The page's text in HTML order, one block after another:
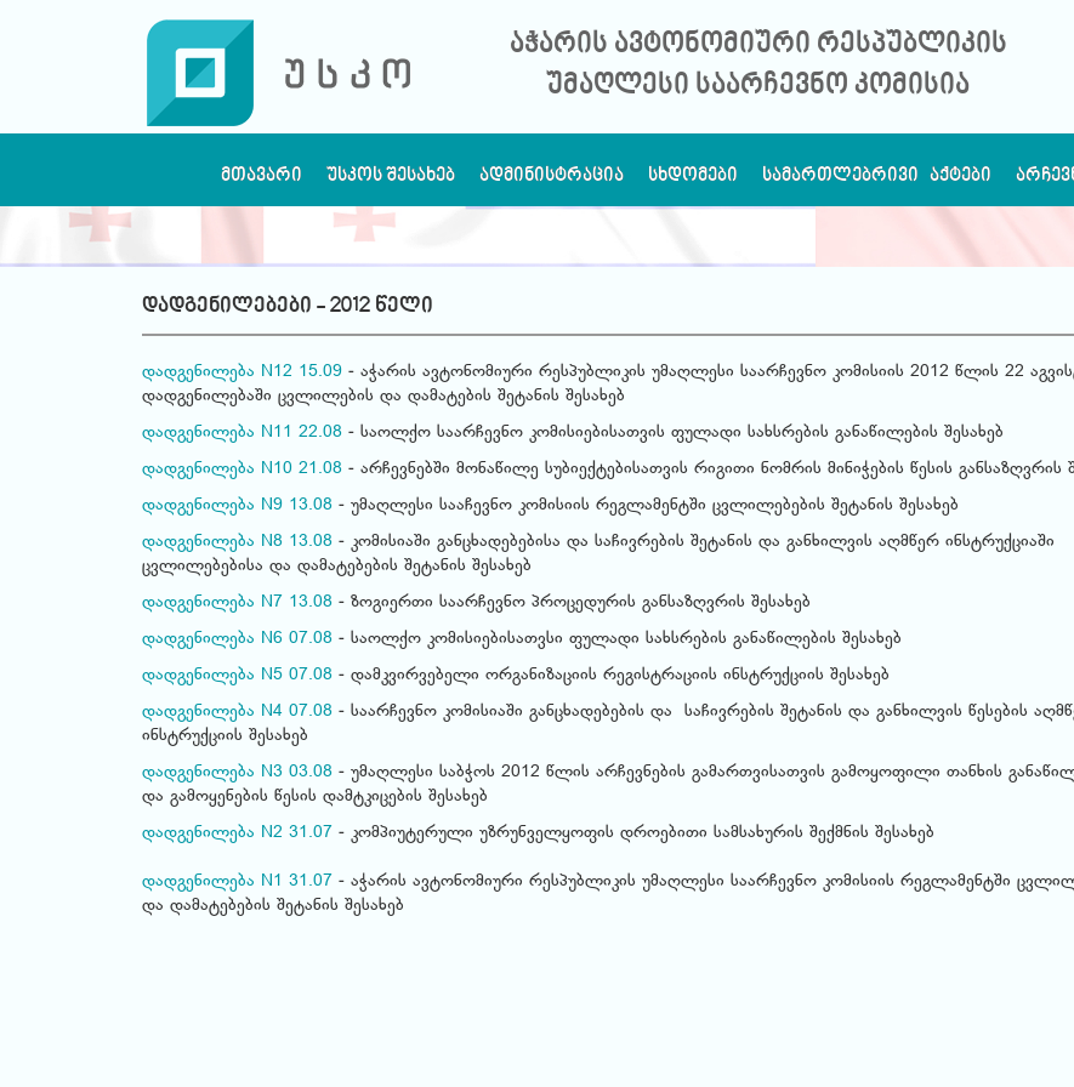
აჭარის ავტონომიური რესპუბლიკის
უმაღლესი საარჩევნო კომისია
ᲛᲗᲐᲕᲐᲠᲘ ᲣᲡᲙᲝᲡ ᲨᲔᲡᲐᲮᲔᲑ ᲐᲓᲛᲘᲜᲘᲡᲢᲠᲐᲪᲘᲐ ᲡᲮᲓᲝᲛᲔᲑᲘ ᲡᲐᲛᲐᲠᲗᲚᲔᲑᲠᲘᲕᲘ ᲐᲥᲢᲔᲑᲘ
დადგენილებები - 2012 წელი
დადგენილება N12 15.09 - აჭარის ავტონომიური რესპუბლიკის უმაღლესი საარჩევნო კომისიის 2012 წლის 22
დადგენილებაში ცვლილების და დამატების შეტანის შესახებ
დადგენილება N11 22.08 - საოლქო საარჩევნო კომისიებისათვის ფულადი სახსრების განაწილების შესახებ
დადგენილება N10 21.08 - არჩევნებში მონაწილე სუბიექტებისათვის რიგითი ნომრის მინიჭების წესის განსაზღვრის
დადგენილება N9 13.08 - უმაღლესი სააჩევნო კომისიის რეგლამენტში ცვლილებების შეტანის შესახებ
დადგენილება N8 13.08 - კომისიაში განცხადებებისა და საჩივრების შეტანის და განხილვის აღმწერ ინსტრუქციაში
ცვლილებებისა და დამატებების შეტანის შესახებ
დადგენილება N7 13.08 - ზოგიერთი საარჩევნო პროცედურის განსაზღვრის შესახებ
დადგენილება N6 07.08 - საოლქო კომისიებისათვსი ფულადი სახსრების განაწილების შესახებ
დადგენილება N5 07.08 - დამკვირვებელი ორგანიზაციის რეგისტრაციის ინსტრუქციის შესახებ
დადგენილება N4 07.08 - საარჩევნო კომისიაში განცხადებების და საჩივრების შეტანის და განხილვის წესების
ინსტრუქციის შესახებ
დადგენილება N3 03.08 - უმაღლესი საბჭოს 2012 წლის არჩევნების გამართვისათვის გამოყოფილი თანხის
და გამოყენების წესის დამტკიცების შესახებ
დადგენილება N2 31.07 - კომპიუტერული უზრუნველყოფის დროებითი სამსახურის შექმნის შესახებ
დადგენილება N1 31.07 - აჭარის ავტონომიური რესპუბლიკის უმაღლესი საარჩევნო კომისიის რეგლამენტში
და დამატებების შეტანის შესახებ